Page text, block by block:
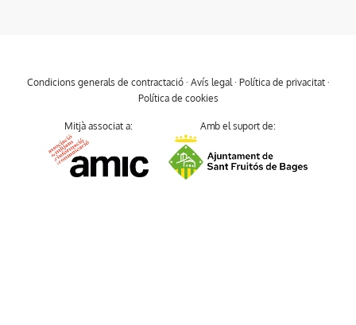
Condicions generals de contractació· Avís legal· Política de privacitat·
Política de cookies
Mitjà associat a: Amb el suport de: